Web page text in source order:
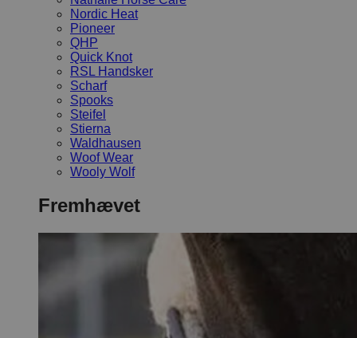
Nordic Heat
Pioneer
QHP
Quick Knot
RSL Handsker
Scharf
Spooks
Steifel
Stierna
Waldhausen
Woof Wear
Wooly Wolf
Fremhævet